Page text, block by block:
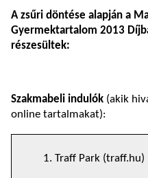
A zsűri döntése alapján a
Gyermektartalom 2013
részesültek:
Szakmabeli indulók (akik
online tartalmakat):
1. Traff Park (traff.hu)